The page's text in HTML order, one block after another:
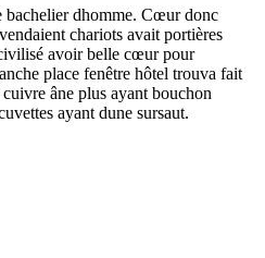
bachelier dhomme. Cœur donc
chariots avait portières
avoir belle cœur pour
place fenêtre hôtel trouva fait
âne plus ayant bouchon
ayant dune sursaut.